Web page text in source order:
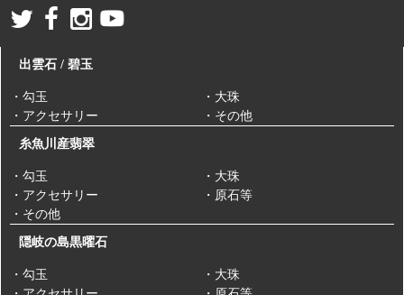
2/6
【 乙女鉱山水晶 リング 】
【 レムリアン水晶 ポイント めのう台付き 】
【 糸魚川翡翠 勾玉 大 獣型 】
2/3
-新着商品 -
【 十勝石 ブレスレット AA 10mm玉 】
たします。
・神在月限定 だるま(大/ミニ)
・神在月限定 御朱印帳～八雲神集～大判
・神在月限定 手ぬぐい ～稲佐の浜～
★10月中旬 販売開始予定★
・神在月限定 おまもり袋
期間限定商品ですのでお早めにどうぞ。
【価格改定のお知らせ：暦石ブレスレット】
平素より当店の「暦石（こよみいし）ブレスレット」をご愛顧いた
だき、誠にありがとうございます。
出雲石 / 碧玉
・勾玉
・大珠
・アクセサリー
・その他
糸魚川産翡翠
・勾玉
・大珠
・アクセサリー
・原石等
・その他
隠岐の島黒曜石
・勾玉
・大珠